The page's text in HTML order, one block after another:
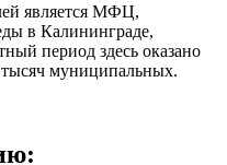
является МФЦ,
в Калининграде,
период здесь оказано
тысяч муниципальных.